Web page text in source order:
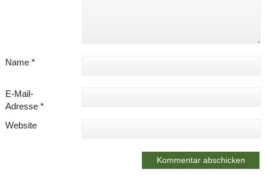
Name *
E-Mail-
Adresse *
Website